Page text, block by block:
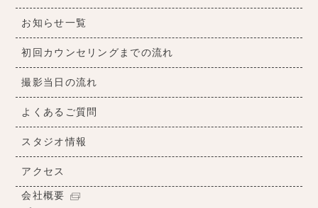
お知らせ一覧
初回カウンセリングまでの流れ
撮影当日の流れ
よくあるご質問
スタジオ情報
アクセス
会社概要